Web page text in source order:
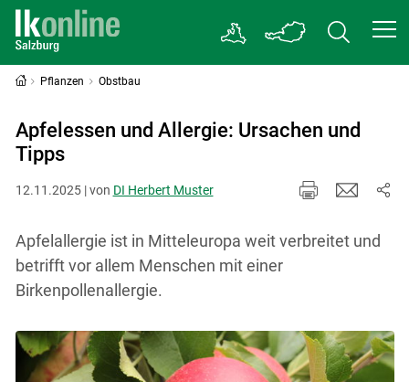
Pflanzen Obstbau
Apfelessen und Allergie: Ursachen und
Tipps
12.11.2025 | von DI Herbert Muster
Apfelallergie ist in Mitteleuropa weit verbreitet und
betrifft vor allem Menschen mit einer
Birkenpollenallergie.